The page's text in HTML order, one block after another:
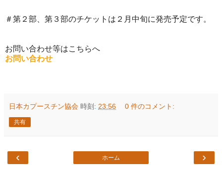
＃第２部、第３部のチケットは２月中旬に発売予定です。
お問い合わせ等はこちらへ
お問い合わせ
日本カプースチン協会 時刻: 23:56 0 件のコメント:
共有
‹ ›
ホーム